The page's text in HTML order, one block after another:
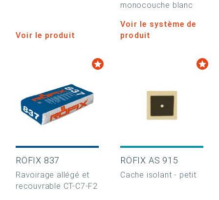
Voir le produit
monocouche blanc
Voir le système de
produit
RÖFIX 837
Ravoirage allégé et
recouvrable CT-C7-F2
RÖFIX AS 915
Cache isolant - petit